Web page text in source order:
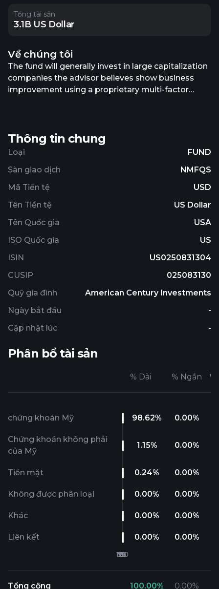
Tổng tài sản
3.1B US Dollar
Về chúng tôi
The fund will generally invest in large capitalization
companies the advisor believes show business
improvement using a proprietary multi-factor
governance) characteristics.
Thông tin chung
Loại
FUND
Sàn giao dịch
NMFQS
Mã Tiền tệ
USD
Tên Tiền tệ
US Dollar
Tên Quốc gia
USA
ISO Quốc gia
US
ISIN
US0250831304
CUSIP
025083130
Quỹ gia đình
American Century Investments
Ngày bắt đầu
-
Cập nhật lúc
-
Phân bổ tài sản
% Dài % Ngắn %
chứng khoán Mỹ 98.62% 0.00%
Chứng khoán không phải
của Mỹ
1.15% 0.00%
Tiền mặt 0.24% 0.00%
Không được phân loại 0.00% 0.00%
Khác 0.00% 0.00%
Liên kết 0.00% 0.00%
Tổng cộng 100.00% 0.00%